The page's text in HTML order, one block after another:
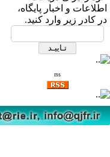
اطلاعات و اخبار پایگاه،
در کادر زیر وارد کنید.
rss